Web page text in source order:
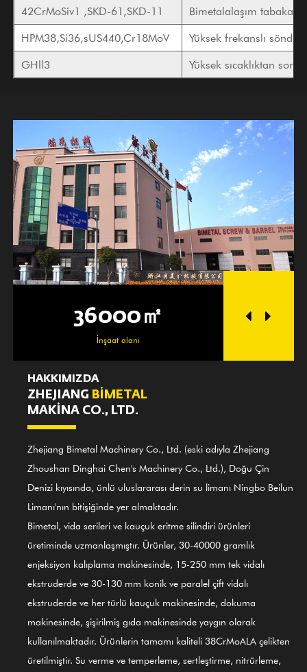
42CrMoSiv1 ,SKD-61,SKD-11
Bimetalalaşım
HPM38,Si36,sUS440,Cr18MoV
Yüksek frekanslı
GHll3
Yüksek sıcaklıktan
36000㎡
İnşaat alanı
HAKKIMIZDA
ZHEJIANG BİMETAL
MAKİNA CO., LTD.
Zhejiang Bimetal Machinery Co., Ltd. (eski adıyla Zhejiang
Zhoushan Dinghai Chen's Machinery Co., Ltd.), Doğu Çin
Denizi kıyısında, ünlü uluslararası derin su limanı Ningbo Beilun
Limanı'nın bitişiğinde yer almaktadır.
Bimetal, vida serileri ve kauçuk eritme silindiri ürünleri
üretiminde uzmanlaşmıştır. Ürünler, 30-40000 gramlık
enjeksiyon kalıplama makinesinde, 15-250 mm tek vidalı
ekstruderde ve 30-130 mm konik ve paralel çift vidalı
ekstruderde ve her türlü kauçuk makinesinde, dokuma
makinesinde, şişirilmiş gıda makinesinde yaygın olarak
kullanılmaktadır. Ürünlerin tamamı kaliteli 38CrMoALA çelikten
üretilmiştir. Su verme ve temperleme, sertleştirme, nitrürleme,